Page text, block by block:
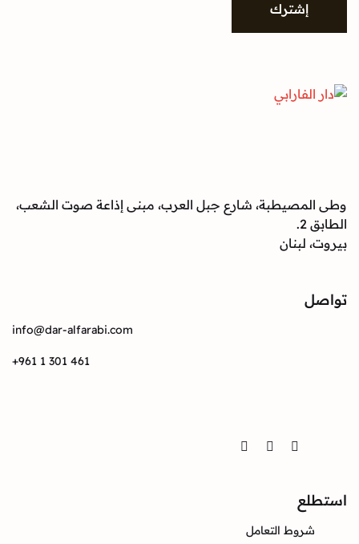
إشترك
وطى المصيطبة، شارع جبل العرب، مبنى إذاعة صوت الشعب،
الطابق 2.
بيروت، لبنان
تواصل
info@dar-alfarabi.com
+961 1 301 461
Facebook
Instagram
Twitter
استطلع
شروط التعامل